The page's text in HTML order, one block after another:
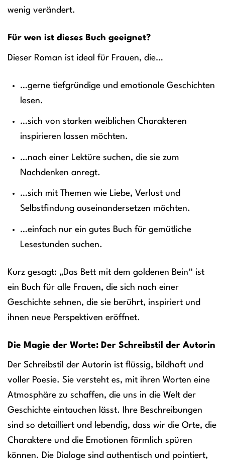
wenig verändert.
Für wen ist dieses Buch geeignet?
Dieser Roman ist ideal für Frauen, die…
…gerne tiefgründige und emotionale Geschichten
lesen.
…sich von starken weiblichen Charakteren
inspirieren lassen möchten.
…nach einer Lektüre suchen, die sie zum
Nachdenken anregt.
…sich mit Themen wie Liebe, Verlust und
Selbstfindung auseinandersetzen möchten.
…einfach nur ein gutes Buch für gemütliche
Lesestunden suchen.
Kurz gesagt: „Das Bett mit dem goldenen Bein“ ist
ein Buch für alle Frauen, die sich nach einer
Geschichte sehnen, die sie berührt, inspiriert und
ihnen neue Perspektiven eröffnet.
Die Magie der Worte: Der Schreibstil der Autorin
Der Schreibstil der Autorin ist flüssig, bildhaft und
voller Poesie. Sie versteht es, mit ihren Worten eine
Atmosphäre zu schaffen, die uns in die Welt der
Geschichte eintauchen lässt. Ihre Beschreibungen
sind so detailliert und lebendig, dass wir die Orte, die
Charaktere und die Emotionen förmlich spüren
können. Die Dialoge sind authentisch und pointiert,